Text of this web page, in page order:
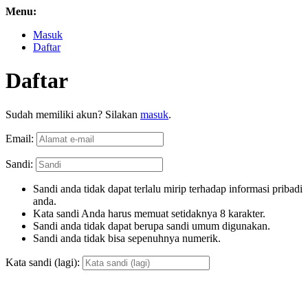
Menu:
Masuk
Daftar
Daftar
Sudah memiliki akun? Silakan masuk.
Email:
Sandi:
Sandi anda tidak dapat terlalu mirip terhadap informasi pribadi
anda.
Kata sandi Anda harus memuat setidaknya 8 karakter.
Sandi anda tidak dapat berupa sandi umum digunakan.
Sandi anda tidak bisa sepenuhnya numerik.
Kata sandi (lagi):